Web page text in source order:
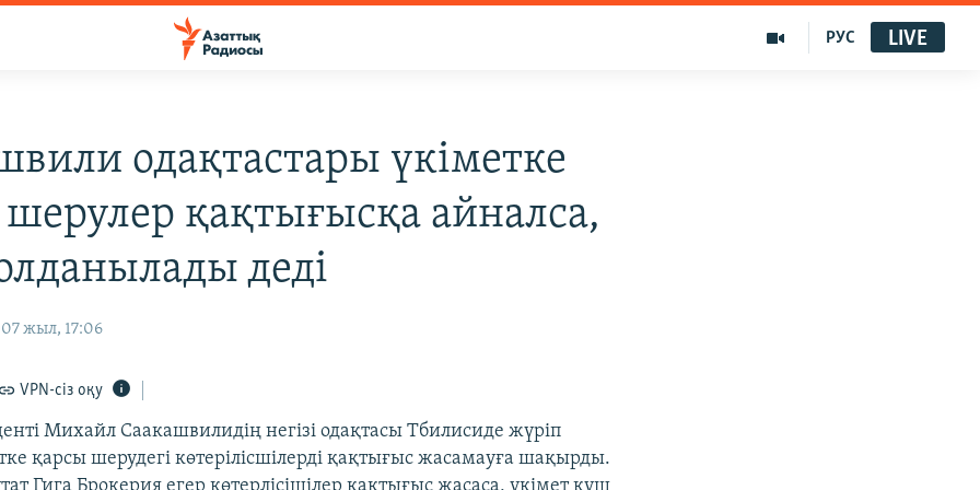
РУС LIVE
одақтастары үкіметке
қақтығысқа айналса,
деді
жыл, 17:06
VPN-сіз оқу
Михайл Саакашвилидің негізі одақтасы Тбилисиде жүріп
қарсы шерудегі көтерілісшілерді қақтығыс жасамауға шақырды.